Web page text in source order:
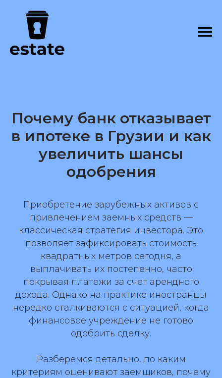
Почему банк отказывает
в ипотеке в Грузии и как
увеличить шансы
одобрения
Приобретение зарубежных активов с
привлечением заемных средств —
классическая стратегия инвестора. Это
позволяет зафиксировать стоимость
квадратных метров сегодня, а
выплачивать их постепенно, часто
покрывая платежи за счет арендного
дохода. Однако на практике иностранцы
нередко сталкиваются с ситуацией, когда
финансовое учреждение не готово
одобрить сделку.
Разберемся детально, по каким
критериям оценивают заемщиков, почему